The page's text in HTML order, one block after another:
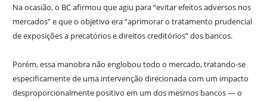
Na ocasião, o BC afirmou que agiu para “evitar efeitos adversos nos
mercados” e que o objetivo era “aprimorar o tratamento prudencial
de exposições a precatórios e direitos creditórios” dos bancos.
Porém, essa manobra não englobou todo o mercado, tratando-se
especificamente de uma intervenção direcionada com um impacto
desproporcionalmente positivo em um dos mesmos bancos — o